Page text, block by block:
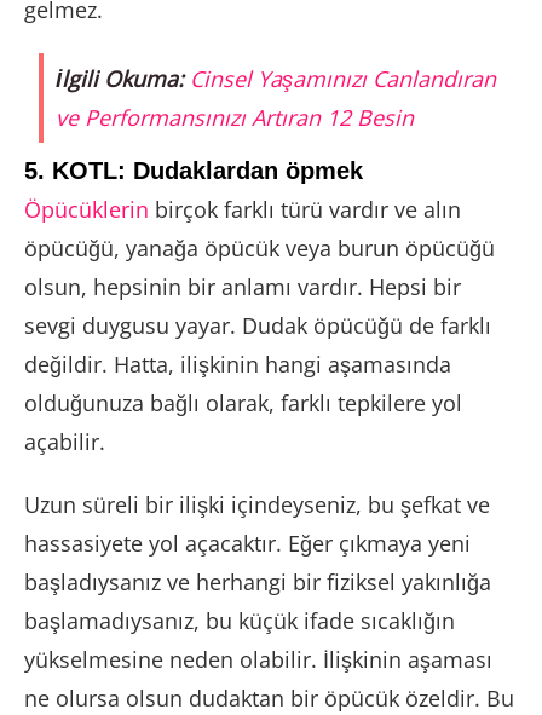
gelmez.
İlgili Okuma: Cinsel Yaşamınızı Canlandıran
ve Performansınızı Artıran 12 Besin
5. KOTL: Dudaklardan öpmek
Öpücüklerin birçok farklı türü vardır ve alın
öpücüğü, yanağa öpücük veya burun öpücüğü
olsun, hepsinin bir anlamı vardır. Hepsi bir
sevgi duygusu yayar. Dudak öpücüğü de farklı
değildir. Hatta, ilişkinin hangi aşamasında
olduğunuza bağlı olarak, farklı tepkilere yol
açabilir.
Uzun süreli bir ilişki içindeyseniz, bu şefkat ve
hassasiyete yol açacaktır. Eğer çıkmaya yeni
başladıysanız ve herhangi bir fiziksel yakınlığa
başlamadıysanız, bu küçük ifade sıcaklığın
yükselmesine neden olabilir. İlişkinin aşaması
ne olursa olsun dudaktan bir öpücük özeldir. Bu